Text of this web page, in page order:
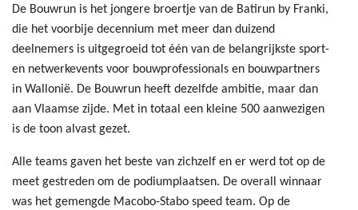
De Bouwrun is het jongere broertje van de Batirun by Franki,
die het voorbije decennium met meer dan duizend
deelnemers is uitgegroeid tot één van de belangrijkste sport-
en netwerkevents voor bouwprofessionals en bouwpartners
in Wallonië. De Bouwrun heeft dezelfde ambitie, maar dan
aan Vlaamse zijde. Met in totaal een kleine 500 aanwezigen
is de toon alvast gezet.
Alle teams gaven het beste van zichzelf en er werd tot op de
meet gestreden om de podiumplaatsen. De overall winnaar
was het gemengde Macobo-Stabo speed team. Op de